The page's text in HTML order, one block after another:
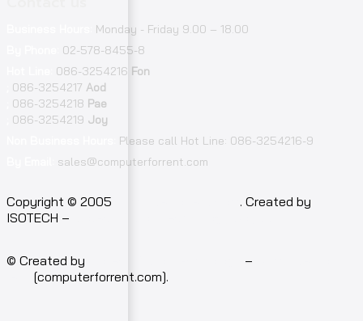
Monday - Friday 9.00 – 18.00
02-578-8455-8
086-3254216 Fon
086-3254217 Aod
086-3254218 Pae
086-3254219 Joy
Please call Hot Line: 086-3254216-9
sales@computerforrent.com
Copyright © 2005
. Created by
ISOTECH –
© Created by –
[computerforrent.com].